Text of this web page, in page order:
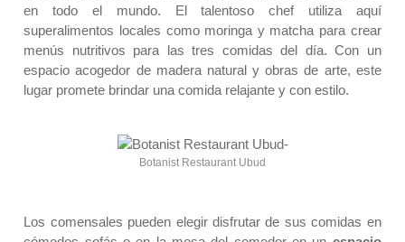
en todo el mundo. El talentoso chef utiliza aquí
superalimentos locales como moringa y matcha para crear
menús nutritivos para las tres comidas del día. Con un
espacio acogedor de madera natural y obras de arte, este
lugar promete brindar una comida relajante y con estilo.
Botanist Restaurant Ubud
Los comensales pueden elegir disfrutar de sus comidas en